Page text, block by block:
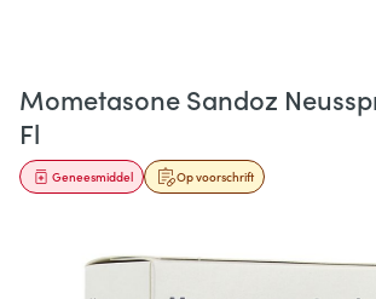
Mometasone Sandoz
Fl
Op voorschrift
Geneesmiddel